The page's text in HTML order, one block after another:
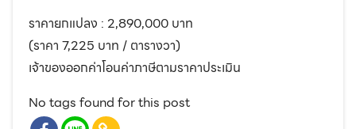
ราคายกแปลง : 2,890,000 บาท
(ราคา 7,225 บาท / ตารางวา)
เจ้าของออกค่าโอนค่าภาษีตามราคาประเมิน
No tags found for this post